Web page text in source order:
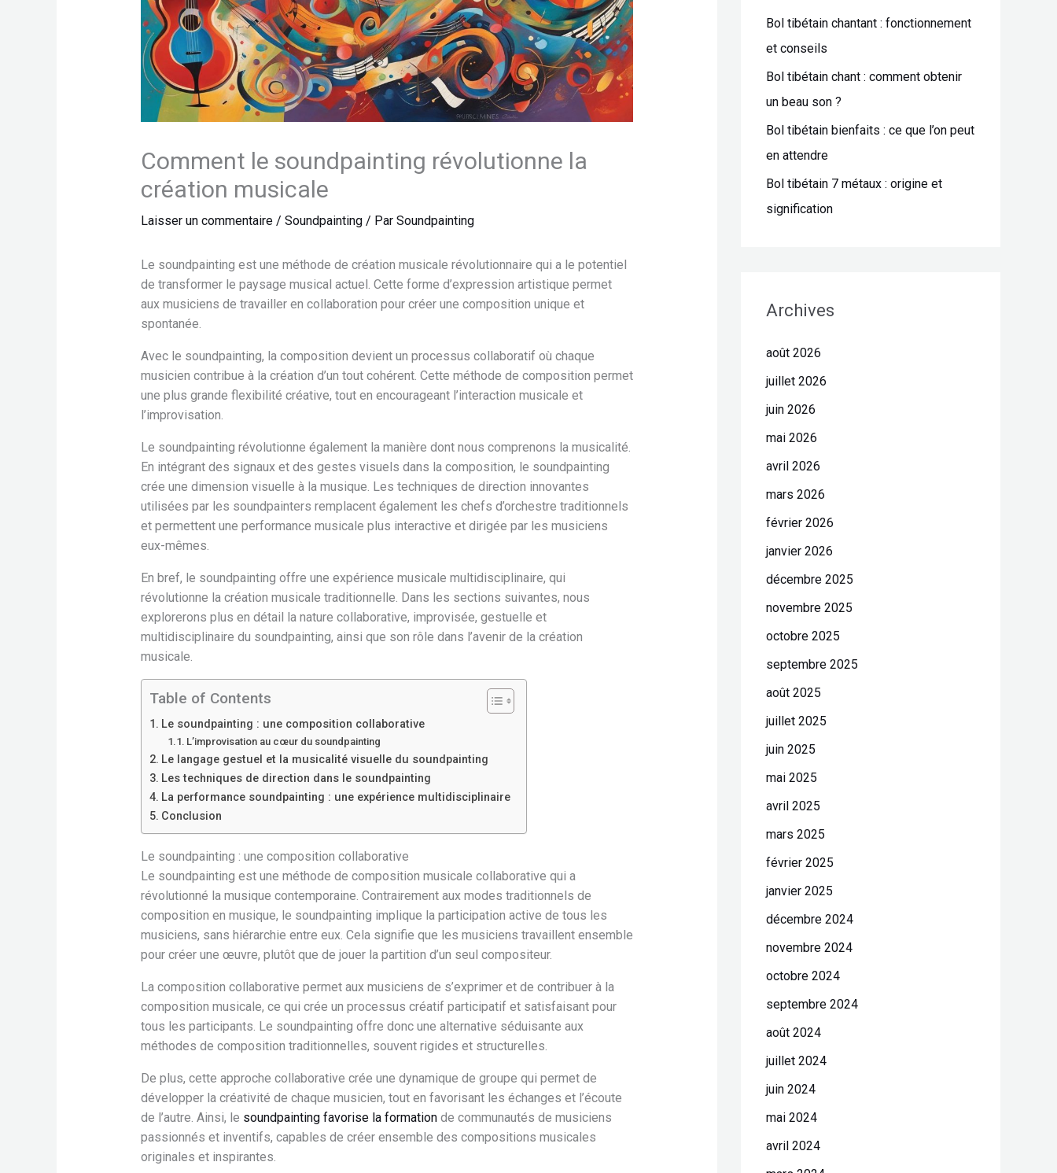
Comment le soundpainting révolutionne la
création musicale
Laisser un commentaire / Soundpainting/ Par Soundpainting
Le soundpainting est une méthode de création musicale révolutionnaire qui a le potentiel
de transformer le paysage musical actuel. Cette forme d’expression artistique permet
aux musiciens de travailler en collaboration pour créer une composition unique et
spontanée.
Avec le soundpainting, la composition devient un processus collaboratif où chaque
musicien contribue à la création d’un tout cohérent. Cette méthode de composition permet
une plus grande flexibilité créative, tout en encourageant l’interaction musicale et
l’improvisation.
Le soundpainting révolutionne également la manière dont nous comprenons la musicalité.
En intégrant des signaux et des gestes visuels dans la composition, le soundpainting
crée une dimension visuelle à la musique. Les techniques de direction innovantes
utilisées par les soundpainters remplacent également les chefs d’orchestre traditionnels
et permettent une performance musicale plus interactive et dirigée par les musiciens
eux-mêmes.
En bref, le soundpainting offre une expérience musicale multidisciplinaire, qui
révolutionne la création musicale traditionnelle. Dans les sections suivantes, nous
explorerons plus en détail la nature collaborative, improvisée, gestuelle et
multidisciplinaire du soundpainting, ainsi que son rôle dans l’avenir de la création
musicale.
Table of Contents
Le soundpainting : une composition collaborative
L’improvisation au cœur du soundpainting
Le langage gestuel et la musicalité visuelle du soundpainting
Les techniques de direction dans le soundpainting
La performance soundpainting : une expérience multidisciplinaire
Conclusion
Le soundpainting : une composition collaborative
Le soundpainting est une méthode de composition musicale collaborative qui a
révolutionné la musique contemporaine. Contrairement aux modes traditionnels de
composition en musique, le soundpainting implique la participation active de tous les
musiciens, sans hiérarchie entre eux. Cela signifie que les musiciens travaillent ensemble
pour créer une œuvre, plutôt que de jouer la partition d’un seul compositeur.
La composition collaborative permet aux musiciens de s’exprimer et de contribuer à la
composition musicale, ce qui crée un processus créatif participatif et satisfaisant pour
tous les participants. Le soundpainting offre donc une alternative séduisante aux
méthodes de composition traditionnelles, souvent rigides et structurelles.
De plus, cette approche collaborative crée une dynamique de groupe qui permet de
développer la créativité de chaque musicien, tout en favorisant les échanges et l’écoute
de l’autre. Ainsi, le soundpainting favorise la formationde communautés de musiciens
passionnés et inventifs, capables de créer ensemble des compositions musicales
originales et inspirantes.
e
r
:
Bol tibétain chantant : fonctionnement
et conseils
Bol tibétain chant : comment obtenir
un beau son ?
Bol tibétain bienfaits : ce que l’on peut
en attendre
Bol tibétain 7 métaux : origine et
signification
Archives
août 2026
juillet 2026
juin 2026
mai 2026
avril 2026
mars 2026
février 2026
janvier 2026
décembre 2025
novembre 2025
octobre 2025
septembre 2025
août 2025
juillet 2025
juin 2025
mai 2025
avril 2025
mars 2025
février 2025
janvier 2025
décembre 2024
novembre 2024
octobre 2024
septembre 2024
août 2024
juillet 2024
juin 2024
mai 2024
avril 2024